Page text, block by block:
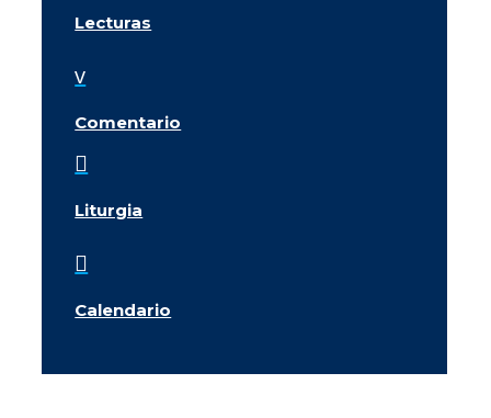
Lecturas
v
Comentario

Liturgia

Calendario